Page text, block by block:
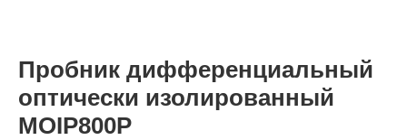
Пробник дифференциальный
оптически изолированный
MOIP800P